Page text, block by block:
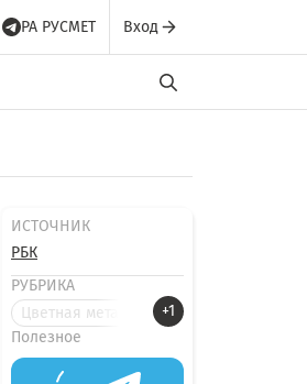
РА РУСМЕТ Вход
ИСТОЧНИК
РБК
РУБРИКА
Цветная металлургия
+1
Полезное